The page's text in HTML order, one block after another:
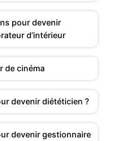
pour devenir
d’intérieur
de cinéma
devenir diététicien ?
devenir gestionnaire